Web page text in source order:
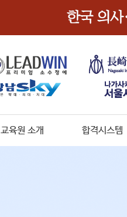
교육원 소개 합격시스템